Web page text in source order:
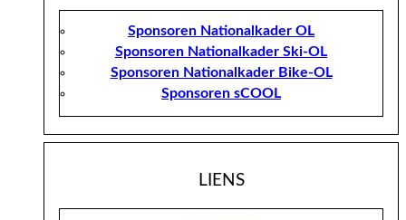
Sponsoren Nationalkader OL
Sponsoren Nationalkader Ski-OL
Sponsoren Nationalkader Bike-OL
Sponsoren sCOOL
LIENS